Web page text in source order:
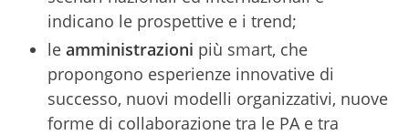
indicano le prospettive e i trend;
le amministrazioni più smart, che
propongono esperienze innovative di
successo, nuovi modelli organizzativi, nuove
forme di collaborazione tra le PA e tra